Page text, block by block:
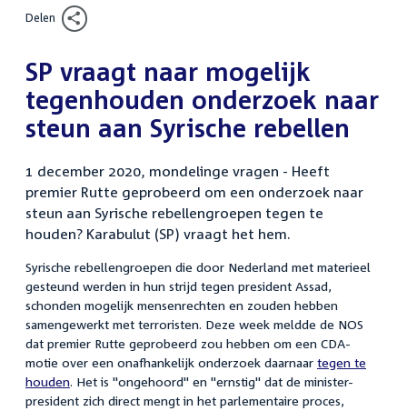
Delen
SP vraagt naar mogelijk
tegenhouden onderzoek naar
steun aan Syrische rebellen
1 december 2020, mondelinge vragen - Heeft
premier Rutte geprobeerd om een onderzoek naar
steun aan Syrische rebellengroepen tegen te
houden? Karabulut (SP) vraagt het hem.
Syrische rebellengroepen die door Nederland met materieel
gesteund werden in hun strijd tegen president Assad,
schonden mogelijk mensenrechten en zouden hebben
samengewerkt met terroristen. Deze week meldde de NOS
dat premier Rutte geprobeerd zou hebben om een CDA-
motie over een onafhankelijk onderzoek daarnaar tegen te
houden. Het is "ongehoord" en "ernstig" dat de minister-
president zich direct mengt in het parlementaire proces,